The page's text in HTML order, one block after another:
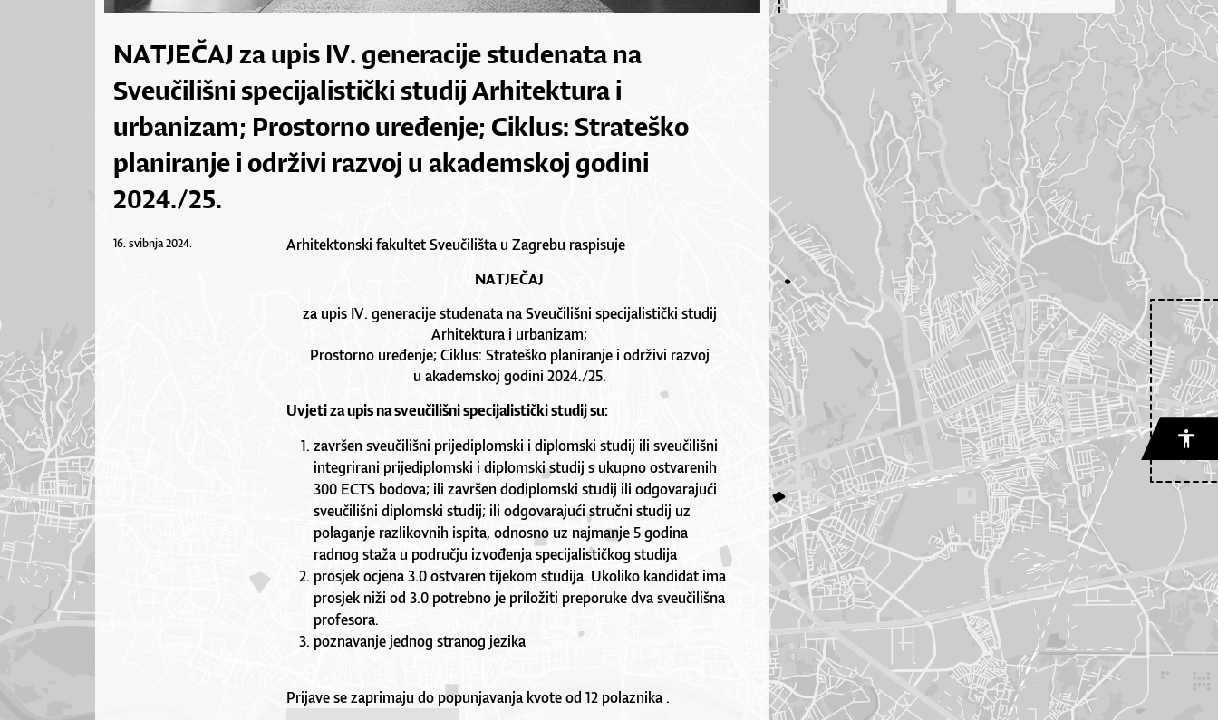
NATJEČAJ za upis IV. generacije studenata na
Sveučilišni specijalistički studij Arhitektura i
urbanizam; Prostorno uređenje; Ciklus: Strateško
planiranje i održivi razvoj u akademskoj godini
2024./25.
16. svibnja 2024.
Arhitektonski fakultet Sveučilišta u Zagrebu raspisuje
NATJEČAJ
za upis IV. generacije studenata na Sveučilišni specijalistički studij
Arhitektura i urbanizam;
Prostorno uređenje; Ciklus: Strateško planiranje i održivi razvoj
u akademskoj godini 2024./25.
Uvjeti za upis na sveučilišni specijalistički studij su:
završen sveučilišni prijediplomski i diplomski studij ili sveučilišni
integrirani prijediplomski i diplomski studij s ukupno ostvarenih
300 ECTS bodova; ili završen dodiplomski studij ili odgovarajući
sveučilišni diplomski studij; ili odgovarajući stručni studij uz
polaganje razlikovnih ispita, odnosno uz najmanje 5 godina
radnog staža u području izvođenja specijalističkog studija
prosjek ocjena 3.0 ostvaren tijekom studija. Ukoliko kandidat ima
prosjek niži od 3.0 potrebno je priložiti preporuke dva sveučilišna
profesora.
poznavanje jednog stranog jezika
Prijave se zaprimaju do popunjavanja kvote od 12 polaznika .